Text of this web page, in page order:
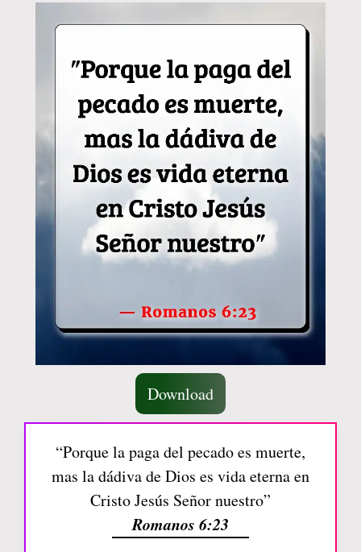
Download
“Porque la paga del pecado es muerte,
mas la dádiva de Dios es vida eterna en
Cristo Jesús Señor nuestro”
Romanos 6:23